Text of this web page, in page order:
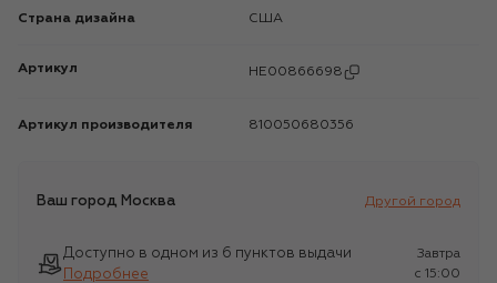
Страна дизайна США
Артикул HE00866698
Артикул производителя 810050680356
Ваш город Москва Другой город
Доступно в одном из 6 пунктов выдачи
Подробнее
Завтра
c 15:00